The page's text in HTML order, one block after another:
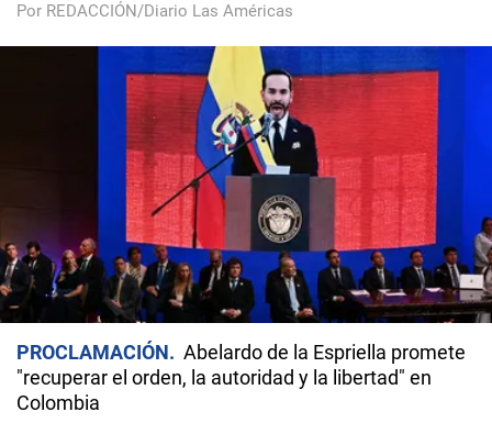
Por REDACCIÓN/Diario Las Américas
PROCLAMACIÓN
Abelardo de la Espriella promete
"recuperar el orden, la autoridad y la libertad" en
Colombia